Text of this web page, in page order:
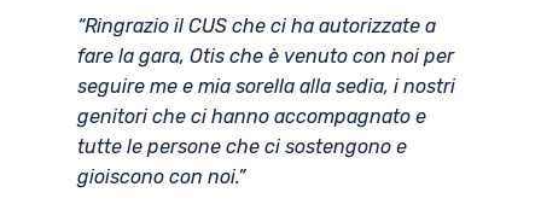
“Ringrazio il CUS che ci ha autorizzate a
fare la gara, Otis che è venuto con noi per
seguire me e mia sorella alla sedia, i nostri
genitori che ci hanno accompagnato e
tutte le persone che ci sostengono e
gioiscono con noi.”